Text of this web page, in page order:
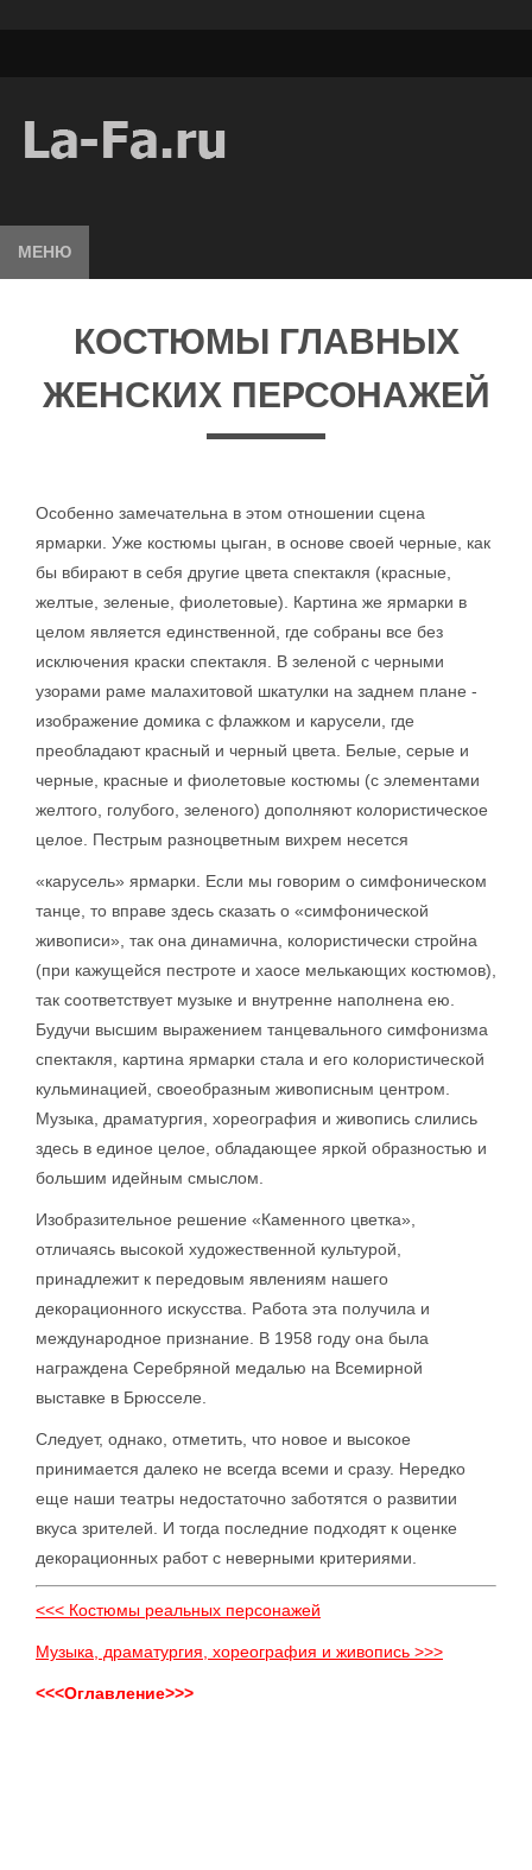
МЕНЮ
КОСТЮМЫ ГЛАВНЫХ
ЖЕНСКИХ ПЕРСОНАЖЕЙ
Особенно замечательна в этом отношении сцена
ярмарки. Уже костюмы цыган, в основе своей черные, как
бы вбирают в себя другие цвета спектакля (красные,
желтые, зеленые, фиолетовые). Картина же ярмарки в
целом является единственной, где собраны все без
исключения краски спектакля. В зеленой с черными
узорами раме малахитовой шкатулки на заднем плане -
изображение домика с флажком и карусели, где
преобладают красный и черный цвета. Белые, серые и
черные, красные и фиолетовые костюмы (с элементами
желтого, голубого, зеленого) дополняют колористическое
целое. Пестрым разноцветным вихрем несется
«карусель» ярмарки. Если мы говорим о симфоническом
танце, то вправе здесь сказать о «симфонической
живописи», так она динамична, колористически стройна
(при кажущейся пестроте и хаосе мелькающих костюмов),
так соответствует музыке и внутренне наполнена ею.
Будучи высшим выражением танцевального симфонизма
спектакля, картина ярмарки стала и его колористической
кульминацией, своеобразным живописным центром.
Музыка, драматургия, хореография и живопись слились
здесь в единое целое, обладающее яркой образностью и
большим идейным смыслом.
Изобразительное решение «Каменного цветка»,
отличаясь высокой художественной культурой,
принадлежит к передовым явлениям нашего
декорационного искусства. Работа эта получила и
международное признание. В 1958 году она была
награждена Серебряной медалью на Всемирной
выставке в Брюсселе.
Следует, однако, отметить, что новое и высокое
принимается далеко не всегда всеми и сразу. Нередко
еще наши театры недостаточно заботятся о развитии
вкуса зрителей. И тогда последние подходят к оценке
декорационных работ с неверными критериями.
<<< Костюмы реальных персонажей
Музыка, драматургия, хореография и живопись >>>
<<<Оглавление>>>